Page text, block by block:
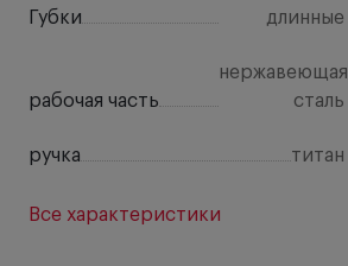
Губки
длинные
рабочая часть
нержавеющая
сталь
ручка титан
Все характеристики